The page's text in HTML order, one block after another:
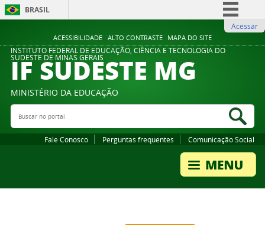
ACESSIBILIDADE ALTO CONTRASTE MAPA DO SITE
BRASIL
Comunica BR
Participe
Legislação
Acessar
INSTITUTO FEDERAL DE EDUCAÇÃO, CIÊNCIA E TECNOLOGIA DO
SUDESTE DE MINAS GERAIS
IF SUDESTE MG
MINISTÉRIO DA EDUCAÇÃO
Buscar no portal
Fale Conosco Perguntas frequentes Comunicação Social